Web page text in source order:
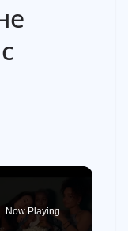
Now Playing